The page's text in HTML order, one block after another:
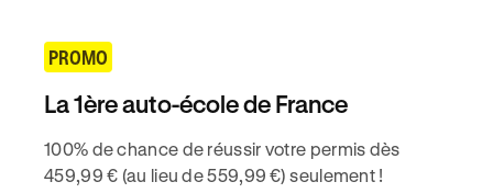
PROMO
La 1ère auto-école de France
100% de chance de réussir votre permis dès
459,99 € (au lieu de 559,99 €) seulement !